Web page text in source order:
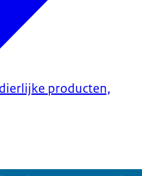
producten,